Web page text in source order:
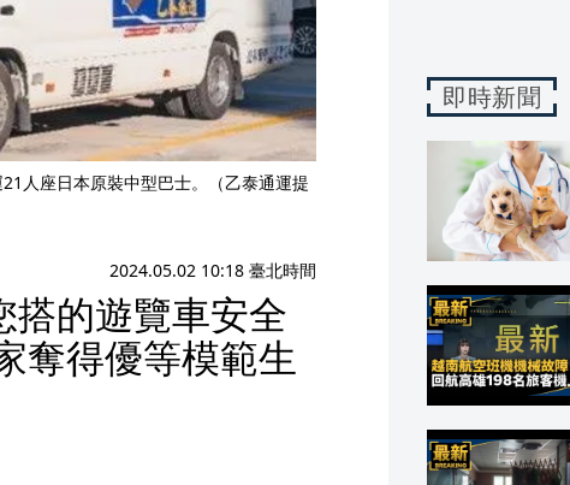
人座日本原裝中型巴士。（乙泰通運提
2024.05.02 10:18 臺北時間
搭的遊覽車安全
得優等模範生
即時新聞